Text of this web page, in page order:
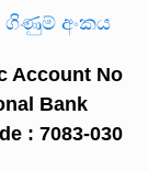
ගිණුම් අංකය
Account No
Bank
: 7083-030